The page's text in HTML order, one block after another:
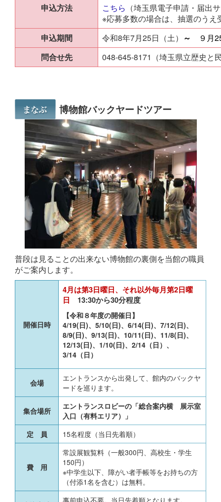
申込方法 こちら （埼玉県電子申請・届出
※応募多数の場合は、抽選のう
申込期間
令和8年7月25日（土） ～
９月
問合せ先
048-645-8171（埼玉県立歴史
博物館バックヤードツアー
普段は見ることの出来ない博物館の裏側を当館の職員
がご案内します。
開催日時
4月は第3日曜日、それ以外毎月第2日曜
日 13:30から30分程度
【令和８年度の開催日】
4/19(日)、5/10(日)、6/14(日)、7/12(日)、
8/9(日)、9/13(日)、10/11(日)、11/8(日)、
12/13(日)、1/10(日)、2/14（日）、
3/14（日）
会場
エントランスから出発して、館内のバックヤ
ードを巡ります。
集合場所
エントランスロビーの「総合案内横 展示室
入口（有料エリア）」
定 員
15名程度（当日先着順）
費 用
常設展観覧料（一般300円、高校生・学生
150円）
※中学生以下、障がい者手帳等をお持ちの方
（付添1名を含む）は無料。
事前申込不要。当日先着順となります。